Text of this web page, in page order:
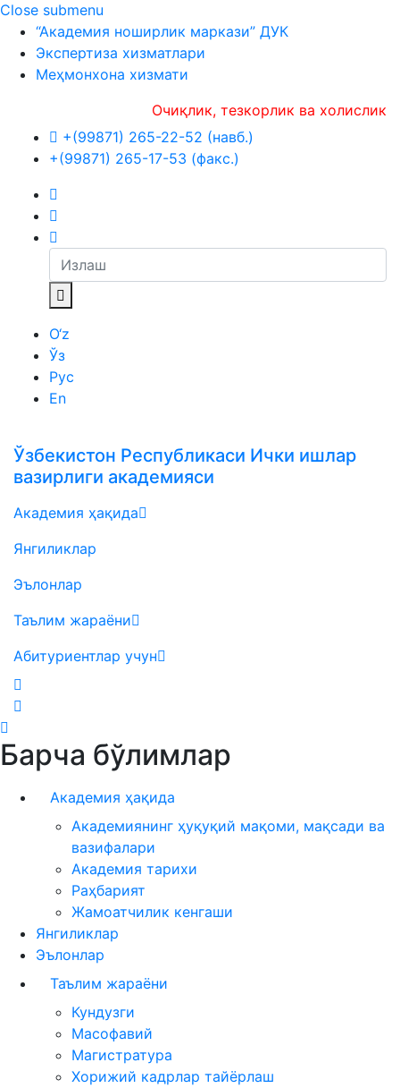
Close submenu
“Академия ноширлик маркази” ДУК
Экспертиза хизматлари
Меҳмонхона хизмати
Очиқлик, тезкорлик ва холислик
+(99871) 265-22-52 (навб.)
+(99871) 265-17-53 (факс.)
O‘z
Ўз
Рус
En
Ўзбекистон Республикаси Ички ишлар
вазирлиги академияси
Академия ҳақида
Янгиликлар
Эълонлар
Таълим жараёни
Абитуриентлар учун
Барча бўлимлар
Академия ҳақида
Академиянинг ҳуқуқий мақоми, мақсади ва
вазифалари
Академия тарихи
Раҳбарият
Жамоатчилик кенгаши
Янгиликлар
Эълонлар
Таълим жараёни
Кундузги
Масофавий
Магистратура
Хорижий кадрлар тайёрлаш